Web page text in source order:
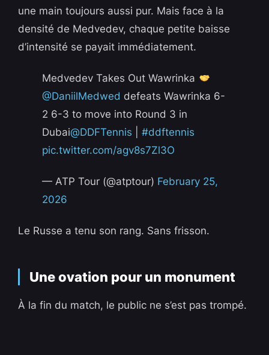
une main toujours aussi pur. Mais face à la
densité de Medvedev, chaque petite baisse
d’intensité se payait immédiatement.
Medvedev Takes Out Wawrinka
@DaniilMedwed defeats Wawrinka 6-
2 6-3 to move into Round 3 in
Dubai@DDFTennis |#ddftennis
pic.twitter.com/agv8s7Zl3O
— ATP Tour (@atptour) February 25,
2026
Le Russe a tenu son rang. Sans frisson.
Une ovation pour un monument
À la fin du match, le public ne s’est pas trompé.